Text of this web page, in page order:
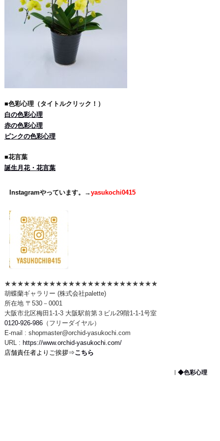
■色彩心理（タイトルクリック！）
白の色彩心理
赤の色彩心理
ピンクの色彩心理
■花言葉
誕生月花・花言葉
Instagramやっています。→yasukochi0415
★★★★★★★★★★★★★★★★★★★★★★★★
胡蝶蘭ギャラリー (株式会社palette)
所在地 〒530－0001
大阪市北区梅田1-1-3 大阪駅前第３ビル29階1-1-1号室
0120-926-986（フリーダイヤル）
E-mail : shopmaster@orchid-yasukochi.com
URL : https://www.orchid-yasukochi.com/
店舗責任者よりご挨拶⇒こちら
◆色彩心理